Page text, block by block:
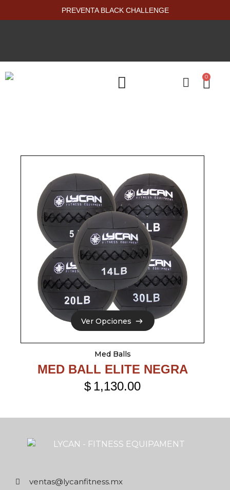
PREVENTA BLACK CHALLENGE
0
Ver Opciones
Ver Opciones
Med Balls
MED BALL ELITE NEGRA
$ 1,130.00
xm.ssentifnacyl@satnev